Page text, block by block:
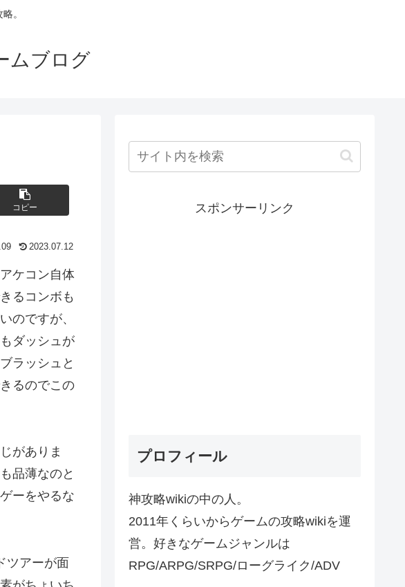
。
ムブログ
コピー
2023.07.12
ケコン自体
るコンボも
のですが、
ダッシュが
ラッシュと
るのでこの
がありま
品薄なのと
ーをやるな
ツアーが面
スポンサーリンク
プロフィール
神攻略wikiの中の人。
2011年くらいからゲームの攻略wikiを運
営。好きなゲームジャンルは
RPG/ARPG/SRPG/ローグライク/ADV